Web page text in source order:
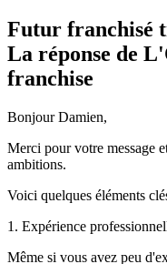
Futur franchisé
La réponse de
franchise
Bonjour Damien,
Merci pour votre message
ambitions.
Voici quelques éléments
1. Expérience
Même si vous avez peu